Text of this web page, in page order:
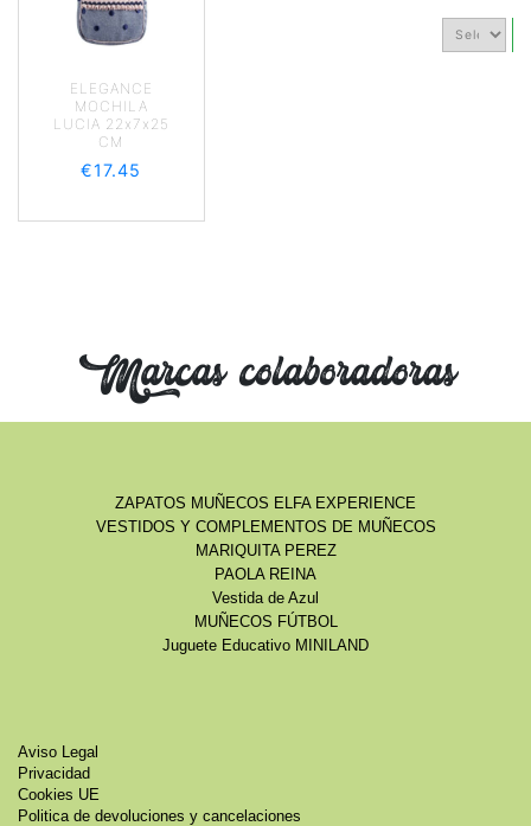
ELEGANCE
MOCHILA
LUCIA 22x7x25
CM
€17.45
Marcas colaboradoras
ZAPATOS MUÑECOS ELFA EXPERIENCE
VESTIDOS Y COMPLEMENTOS DE MUÑECOS
MARIQUITA PEREZ
PAOLA REINA
Vestida de Azul
MUÑECOS FÚTBOL
Juguete Educativo MINILAND
Aviso Legal
Privacidad
Cookies UE
Politica de devoluciones y cancelaciones